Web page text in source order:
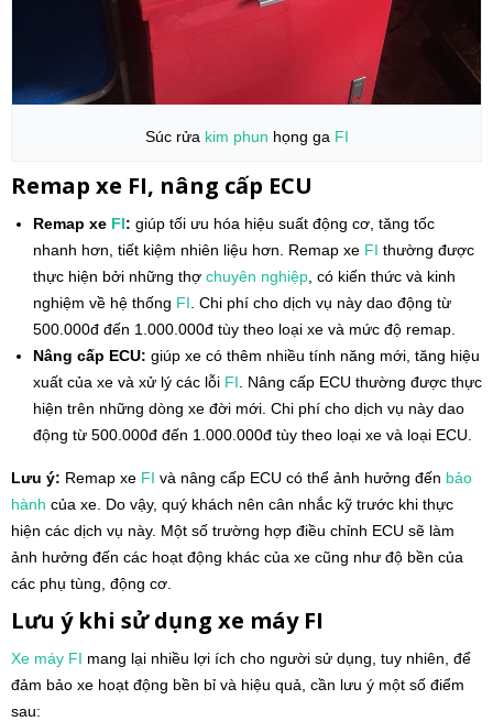
Súc rửa kim phun họng ga FI
Remap xe FI, nâng cấp ECU
Remap xe FI: giúp tối ưu hóa hiệu suất động cơ, tăng tốc
nhanh hơn, tiết kiệm nhiên liệu hơn. Remap xe FI thường được
thực hiện bởi những thợ chuyên nghiệp , có kiến thức và kinh
nghiệm về hệ thống FI . Chi phí cho dịch vụ này dao động từ
500.000đ đến 1.000.000đ tùy theo loại xe và mức độ remap.
Nâng cấp ECU: giúp xe có thêm nhiều tính năng mới, tăng hiệu
xuất của xe và xử lý các lỗi FI . Nâng cấp ECU thường được thực
hiện trên những dòng xe đời mới. Chi phí cho dịch vụ này dao
động từ 500.000đ đến 1.000.000đ tùy theo loại xe và loại ECU.
Lưu ý: Remap xe FI và nâng cấp ECU có thể ảnh hưởng đến bảo
hành của xe. Do vậy, quý khách nên cân nhắc kỹ trước khi thực
hiện các dịch vụ này. Một số trường hợp điều chỉnh ECU sẽ làm
ảnh hưởng đến các hoạt động khác của xe cũng như độ bền của
các phụ tùng, động cơ.
Lưu ý khi sử dụng xe máy FI
Xe máy FI mang lại nhiều lợi ích cho người sử dụng, tuy nhiên, để
đảm bảo xe hoạt động bền bỉ và hiệu quả, cần lưu ý một số điểm
sau: